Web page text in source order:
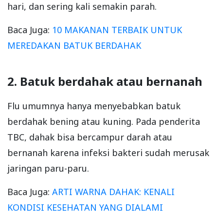
hari, dan sering kali semakin parah.
Baca Juga: 10 MAKANAN TERBAIK UNTUK
MEREDAKAN BATUK BERDAHAK
2. Batuk berdahak atau bernanah
Flu umumnya hanya menyebabkan batuk
berdahak bening atau kuning. Pada penderita
TBC, dahak bisa bercampur darah atau
bernanah karena infeksi bakteri sudah merusak
jaringan paru-paru.
Baca Juga: ARTI WARNA DAHAK: KENALI
KONDISI KESEHATAN YANG DIALAMI